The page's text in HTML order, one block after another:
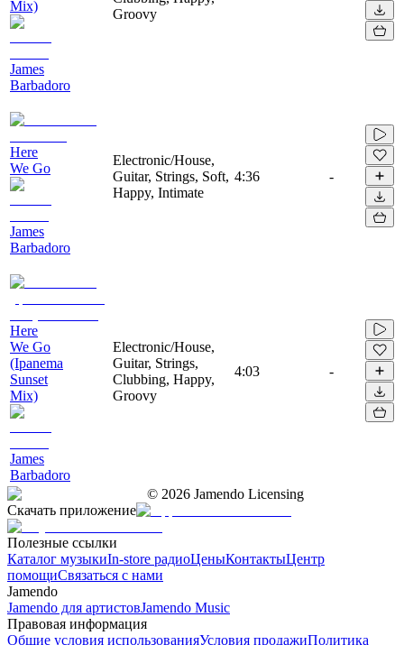
Mix)
James
Barbadoro
Groovy
Here
We Go
James
Barbadoro
Electronic/House,
Guitar, Strings, Soft,
Happy, Intimate
4:36 -
Here
We Go
(Ipanema
Sunset
Mix)
James
Barbadoro
Electronic/House,
Guitar, Strings,
Clubbing, Happy,
Groovy
4:03 -
© 2026 Jamendo Licensing
Скачать приложение
Полезные ссылки
Каталог музыкиIn-store радиоЦеныКонтактыЦентр
помощиСвязаться с нами
Jamendo
Jamendo для артистовJamendo Music
Правовая информация
Общие условия использованияУсловия продажиПолитика